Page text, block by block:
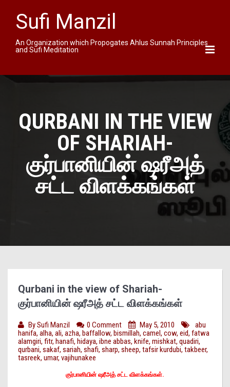
Sufi Manzil
An Organization which Propogates Ahlus Sunnah Principles
and Sufi Meditation
QURBANI IN THE VIEW
OF SHARIAH-
குர்பானியின் ஷரீஅத்
சட்ட விளக்கங்கள்
Qurbani in the view of Shariah-
குர்பானியின் ஷரீஅத் சட்ட விளக்கங்கள்
BySufi Manzil 0 Comment May 5, 2010
abu
hanifa, alha, ali, azha, baffallow, bismillah, camel, cow, eid, fatwa
alamgiri, fitr, hanafi, hidaya, ibne abbas, knife, mishkat, quadiri,
qurbani, sakaf, sariah, shafi, sharp, sheep, tafsir kurdubi, takbeer,
tasreek, umar, vajihunakee
குர்பானியின் ஷரீஅத் சட்ட விளக்கங்கள்.